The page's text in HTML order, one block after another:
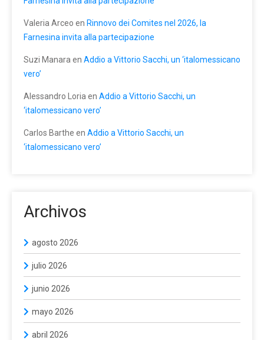
Valeria Arceo en Rinnovo dei Comites nel 2026, la
Farnesina invita alla partecipazione
Suzi Manara en Addio a Vittorio Sacchi, un ‘italomessicano
vero’
Alessandro Loria en Addio a Vittorio Sacchi, un
‘italomessicano vero’
Carlos Barthe en Addio a Vittorio Sacchi, un
‘italomessicano vero’
Archivos
agosto 2026
julio 2026
junio 2026
mayo 2026
abril 2026